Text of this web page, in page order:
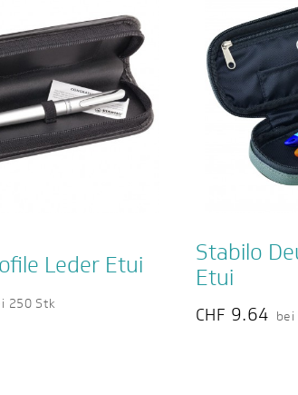
Leder Etui
250 Stk
Stabilo
Etui
CHF 9.64